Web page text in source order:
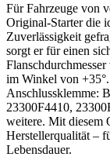
Für Fahrzeuge von
Original-Starter die
Zuverlässigkeit
sorgt er für einen
im Winkel von
Anschlussklemme:
23300F4410,
weitere. Mit diesem
Herstellerqualität –
Lebensdauer.